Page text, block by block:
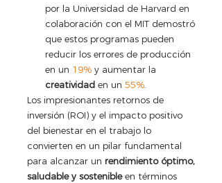
por la Universidad de Harvard en
colaboración con el MIT demostró
que estos programas pueden
reducir los errores de producción
en un 19% y aumentar la
creatividad en un 55%
Los impresionantes retornos de
inversión (ROI) y el impacto positivo
del bienestar en el trabajo lo
convierten en un pilar fundamental
para alcanzar un rendimiento óptimo,
saludable y sostenible en términos